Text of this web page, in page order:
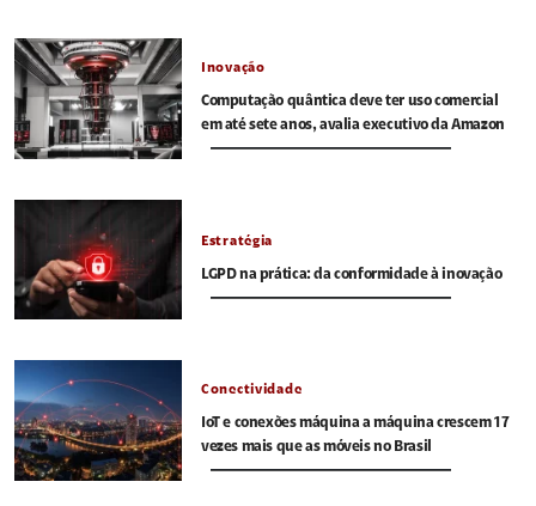
Inovação
Computação quântica deve ter uso comercial
em até sete anos, avalia executivo da Amazon
Estratégia
LGPD na prática: da conformidade à inovação
Conectividade
IoT e conexões máquina a máquina crescem 17
vezes mais que as móveis no Brasil